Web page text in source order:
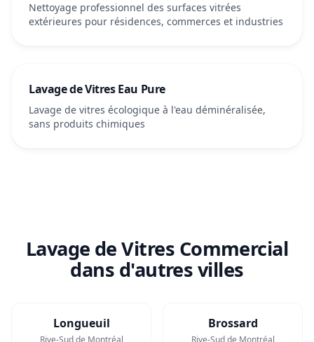
Nettoyage professionnel des surfaces vitrées
extérieures pour résidences, commerces et industries
Lavage de Vitres Eau Pure
Lavage de vitres écologique à l'eau déminéralisée,
sans produits chimiques
Lavage de Vitres Commercial
dans d'autres villes
Longueuil Brossard